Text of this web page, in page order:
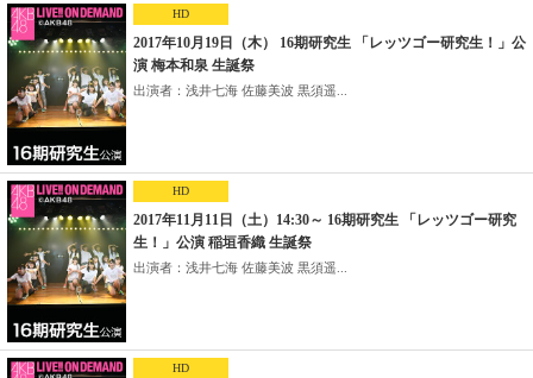
HD
2017年10月19日（木） 16期研究生 「レッツゴー研究生！」公
演 梅本和泉 生誕祭
出演者：浅井七海 佐藤美波 黒須遥...
HD
2017年11月11日（土）14:30～ 16期研究生 「レッツゴー研究
生！」公演 稲垣香織 生誕祭
出演者：浅井七海 佐藤美波 黒須遥...
HD